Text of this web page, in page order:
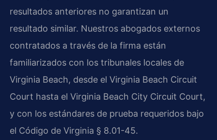
resultados anteriores no garantizan un
resultado similar. Nuestros abogados externos
contratados a través de la firma están
familiarizados con los tribunales locales de
Virginia Beach, desde el Virginia Beach Circuit
Court hasta el Virginia Beach City Circuit Court,
y con los estándares de prueba requeridos bajo
el Código de Virginia § 8.01-45.